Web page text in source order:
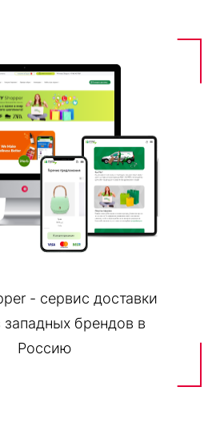
- сервис доставки
западных брендов в
Россию